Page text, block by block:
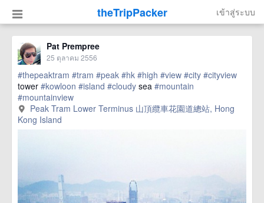
theTripPacker เข้าสู่ระบบ
Pat Prempree
25 ตุลาคม 2556
#thepeaktram #tram #peak #hk #high #view #city #cityview
tower #kowloon #island #cloudy sea #mountain
#mountainview
Peak Tram Lower Terminus 山頂纜車花園道總站, Hong
Kong Island